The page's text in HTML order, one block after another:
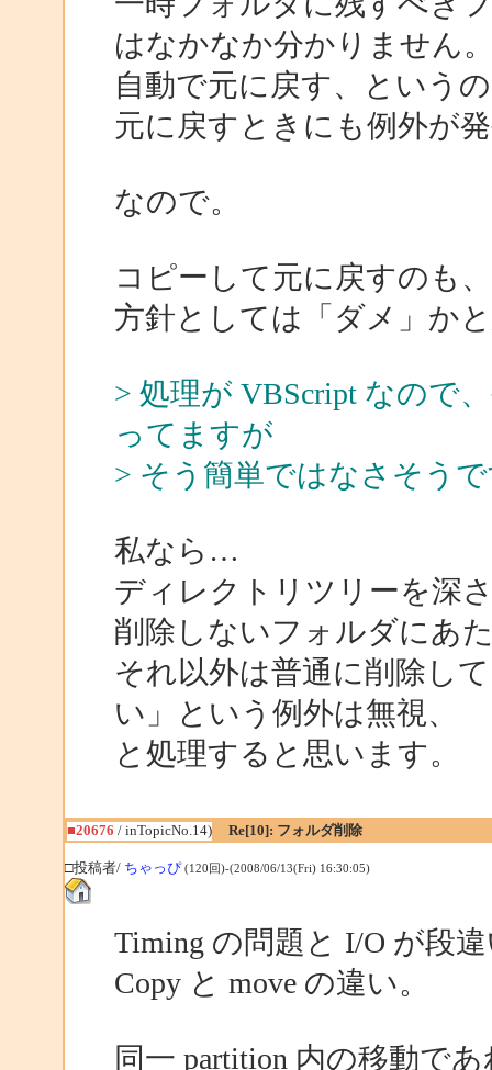
はなかなか分かりません
自動で元に戻す、という
元に戻すときにも例外が
なので。
コピーして元に戻すのも
方針としては「ダメ」か
> 処理が VBScript なので
ってますが
> そう簡単ではなさそう
私なら…
ディレクトリツリーを深
削除しないフォルダにあ
それ以外は普通に削除し
い」という例外は無視、
と処理すると思います。
■20676 / inTopicNo.14) Re[10]: フォルダ削除
□投稿者/ ちゃっぴ (120回)-(2008/06/13(Fri) 16:30:05)
Timing の問題と I/O が段
Copy と move の違い。
同一 partition 内の移動で